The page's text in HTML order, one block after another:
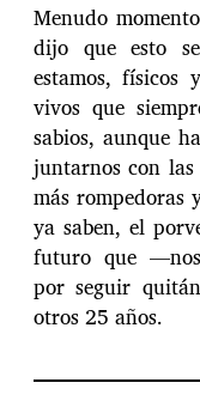
Menudo
dijo que esto
estamos, físicos
vivos que
sabios, aunque
juntarnos con las
más rompedoras
ya saben, el
futuro que
por seguir
otros 25 años.